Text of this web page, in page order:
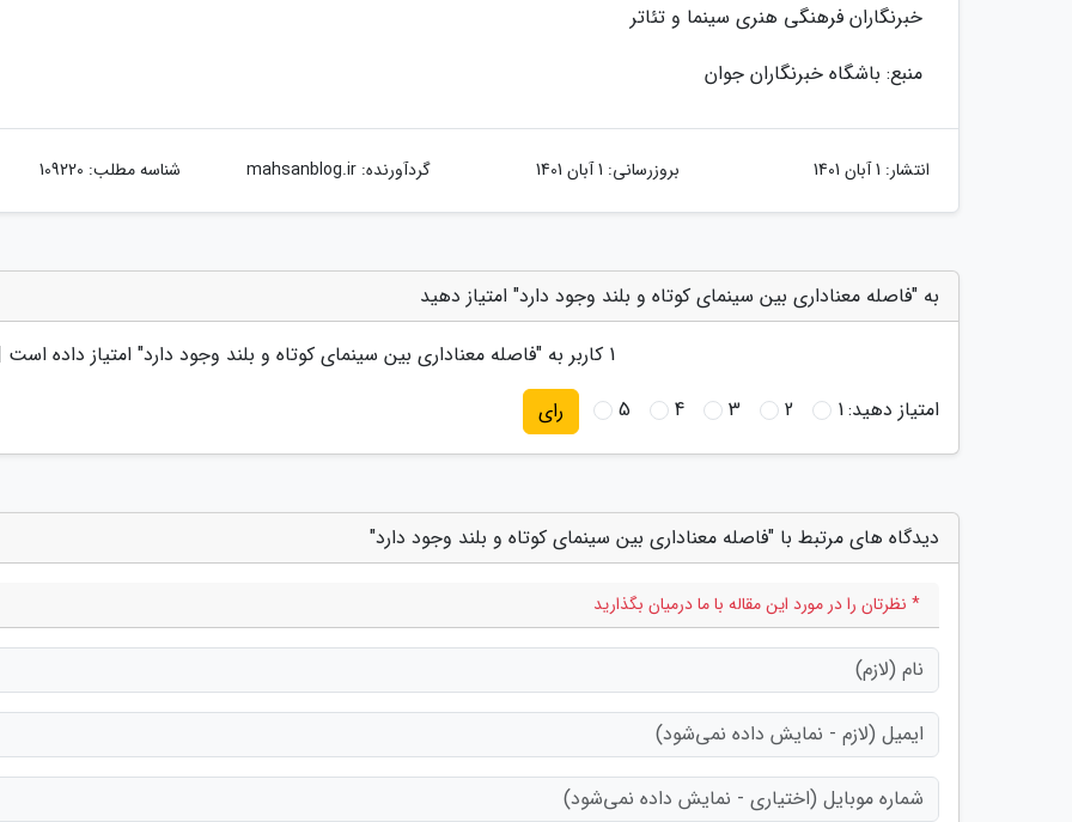
خبرنگاران فرهنگی هنری سینما و تئاتر
منبع: باشگاه خبرنگاران جوان
انتشار: 1 آبان 1401 بروزرسانی: 1 آبان 1401 گردآورنده:mahsanblog.ir شناسه مطلب: 109220
به "فاصله معناداری بین سینمای کوتاه و بلند وجود دارد" امتیاز دهید
1 کاربر به "فاصله معناداری بین سینمای کوتاه و بلند وجود دارد" امتیاز داده است
امتیاز دهید:1
2
3
4
5 رای
دیدگاه های مرتبط با "فاصله معناداری بین سینمای کوتاه و بلند وجود دارد"
* نظرتان را در مورد این مقاله با ما درمیان بگذارید